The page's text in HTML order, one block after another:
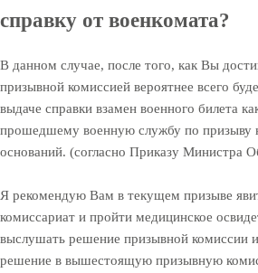
справку от военкомата?
В данном случае, после того, как Вы
призывной комиссией вероятнее всего
выдаче справки взамен военного билета
прошедшему военную службу по призыву
оснований. (согласно Приказу Министра
Я рекомендую Вам в текущем призыве
комиссариат и пройти медицинское
выслушать решение призывной комиссии и
решение в вышестоящую призывную